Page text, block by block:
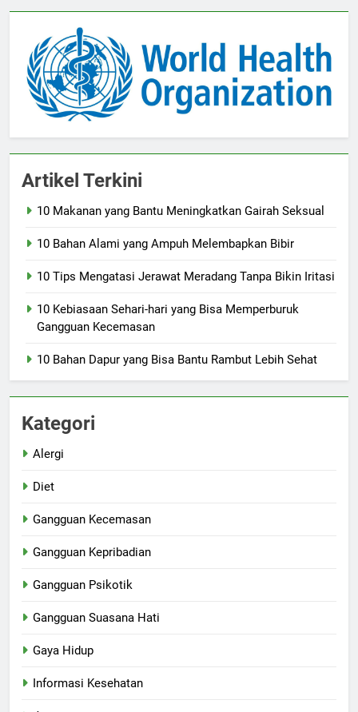
Artikel Terkini
10 Makanan yang Bantu Meningkatkan Gairah Seksual
10 Bahan Alami yang Ampuh Melembapkan Bibir
10 Tips Mengatasi Jerawat Meradang Tanpa Bikin Iritasi
10 Kebiasaan Sehari-hari yang Bisa Memperburuk
Gangguan Kecemasan
10 Bahan Dapur yang Bisa Bantu Rambut Lebih Sehat
Kategori
Alergi
Diet
Gangguan Kecemasan
Gangguan Kepribadian
Gangguan Psikotik
Gangguan Suasana Hati
Gaya Hidup
Informasi Kesehatan